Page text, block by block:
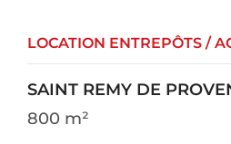
LOCATION ENTREPÔTS /
SAINT REMY DE
800 m²